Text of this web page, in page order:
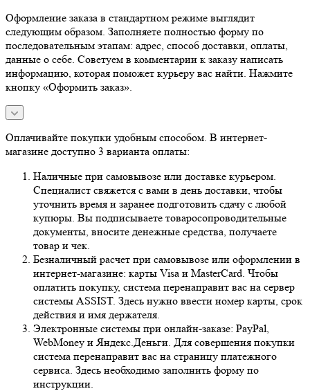
Оформление заказа в стандартном режиме выглядит
следующим образом. Заполняете полностью форму по
последовательным этапам: адрес, способ доставки, оплаты,
данные о себе. Советуем в комментарии к заказу написать
информацию, которая поможет курьеру вас найти. Нажмите
кнопку «Оформить заказ».
Оплачивайте покупки удобным способом. В интернет-
магазине доступно 3 варианта оплаты:
Наличные при самовывозе или доставке курьером.
Специалист свяжется с вами в день доставки, чтобы
уточнить время и заранее подготовить сдачу с любой
купюры. Вы подписываете товаросопроводительные
документы, вносите денежные средства, получаете
товар и чек.
Безналичный расчет при самовывозе или оформлении в
интернет-магазине: карты Visa и MasterCard. Чтобы
оплатить покупку, система перенаправит вас на сервер
системы ASSIST. Здесь нужно ввести номер карты, срок
действия и имя держателя.
Электронные системы при онлайн-заказе: PayPal,
WebMoney и Яндекс.Деньги. Для совершения покупки
система перенаправит вас на страницу платежного
сервиса. Здесь необходимо заполнить форму по
инструкции.